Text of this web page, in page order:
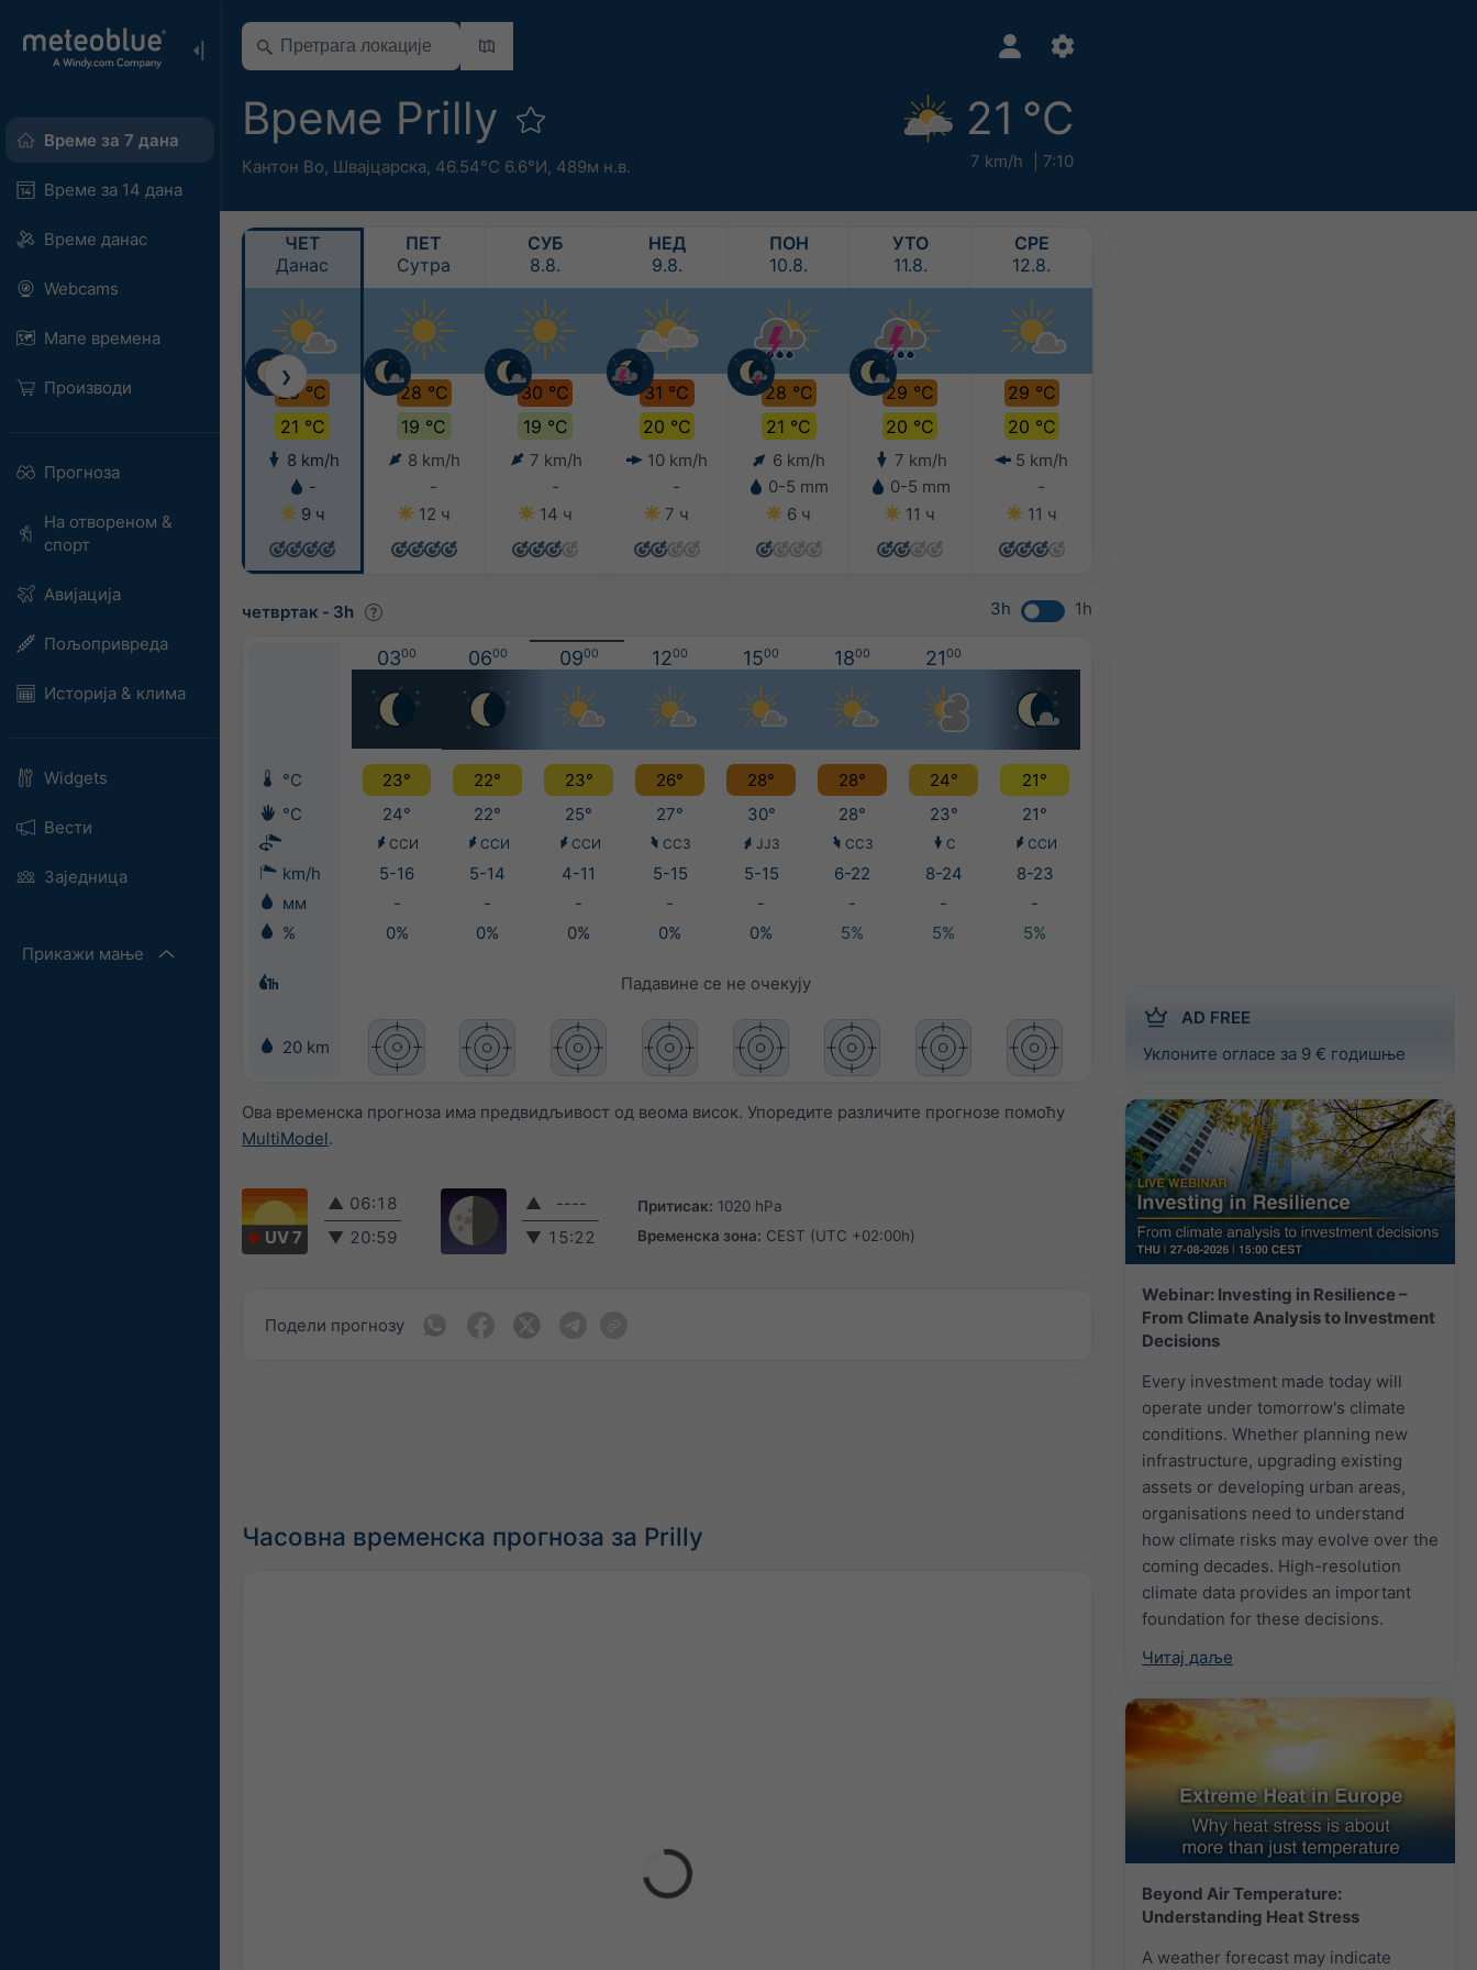
Време за 7 дана
Време за 14 дана
Време данас
Webcams
Мапе времена
Производи
Прогноза
На отвореном &
спорт
Авијација
Пољопривреда
Историја & клима
Widgets
Вести
Заједница
Прикажи мање
Време Prilly
Кантон Во, Швајцарска, 46.54°С 6.6°И, 489м н.в.
21 °C
7 km/h 7:10
AD FREE
Уклоните огласе за 9 € годишње
Webinar: Investing in Resilience –
From Climate Analysis to Investment
Decisions
Every investment made today will
operate under tomorrow's climate
conditions. Whether planning new
infrastructure, upgrading existing
assets or developing urban areas,
organisations need to understand
how climate risks may evolve over the
coming decades. High-resolution
climate data provides an important
foundation for these decisions.
Читај даље
Beyond Air Temperature:
Understanding Heat Stress
A weather forecast may indicate
ЧЕТ
Данас
29 °C
21 °C
8 km/h
-
9 ч
ПЕТ
Сутра
28 °C
19 °C
8 km/h
-
12 ч
СУБ
8.8.
30 °C
19 °C
7 km/h
-
14 ч
НЕД
9.8.
31 °C
20 °C
10 km/h
-
7 ч
ПОН
10.8.
28 °C
21 °C
6 km/h
0-5 mm
6 ч
УТО
11.8.
29 °C
20 °C
7 km/h
0-5 mm
11 ч
СРЕ
12.8.
29 °C
20 °C
5 km/h
-
11 ч
❯
четвртак - 3h 3h 1h
0300 0600 0900 1200 1500 1800 2100
°C 23° 22° 23° 26° 28° 28° 24°
21°
°C
24° 22° 25° 27° 30° 28° 23° 21°
ССИ ССИ ССИ ССЗ ЈЈЗ ССЗ С ССИ
km/h 5-16 5-14 4-11 5-15 5-15 6-22 8-24
8-23
мм
- - - - - - -
-
%
0% 0% 0% 0% 0% 5% 5% 5%
Падавине се не очекују
20 km
Ова временска прогноза има предвидљивост од веома висок. Упоредите различите прогнозе помоћу
MultiModel.
UV 7
▲ 06:18
▼ 20:59
▲
----
▼ 15:22
Притисак: 1020 hPa
Временска зона: CEST (UTC +02:00h)
Подели прогнозу
Часовна временска прогноза за Prilly